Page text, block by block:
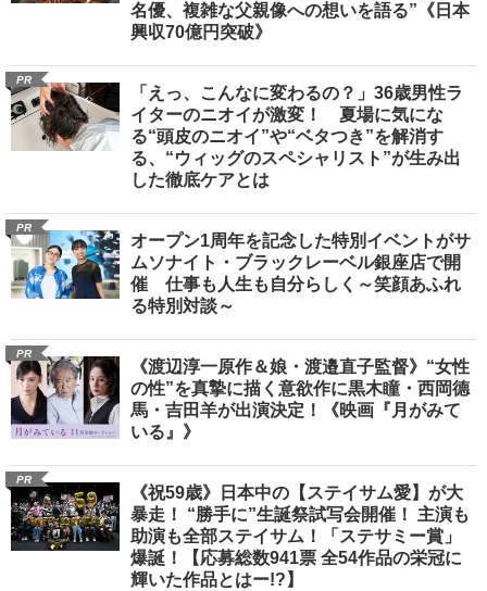
名優、複雑な父親像への想いを語る”《日本
興収70億円突破》
PR
「えっ、こんなに変わるの？」36歳男性ラ
イターのニオイが激変！ 夏場に気にな
る“頭皮のニオイ”や“ベタつき”を解消す
る、“ウィッグのスペシャリスト”が生み出
した徹底ケアとは
PR
オープン1周年を記念した特別イベントがサ
ムソナイト・ブラックレーベル銀座店で開
催 仕事も人生も自分らしく～笑顔あふれ
る特別対談～
PR
《渡辺淳一原作＆娘・渡邉直子監督》“女性
の性”を真摯に描く意欲作に黒木瞳・西岡德
馬・吉田羊が出演決定！《映画『月がみて
いる』》
PR
《祝59歳》日本中の【ステイサム愛】が大
暴走！ “勝手に”生誕祭試写会開催！ 主演も
助演も全部ステイサム！「ステサミー賞」
爆誕！【応募総数941票 全54作品の栄冠に
輝いた作品とはー!?】